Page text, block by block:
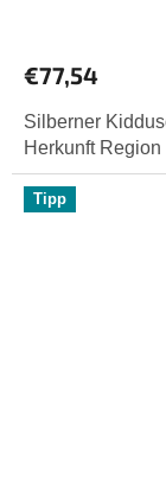
€77,54
Silberner
Herkunft
Tipp